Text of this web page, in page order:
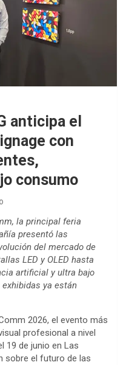
anticipa el
con
consumo
la principal feria
presentó las
del mercado de
LED y OLED hasta
artificial y ultra bajo
ya están
2026, el evento más
profesional a nivel
19 de junio en Las
sobre el futuro de las